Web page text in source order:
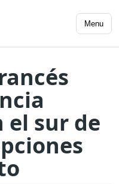
Menu
sur de